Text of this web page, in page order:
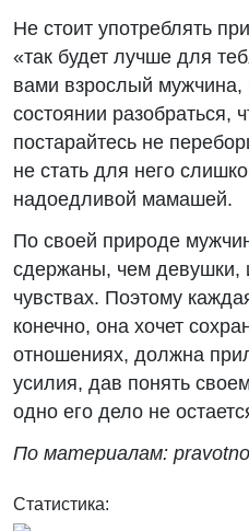
Не стоит употреблять
«так будет лучше для
вами взрослый мужчина,
состоянии разобраться,
постарайтесь не
не стать для него
надоедливой мамашей.
По своей природе
сдержаны, чем девушки,
чувствах. Поэтому
конечно, она хочет
отношениях, должна
усилия, дав понять
одно его дело не
По материалам:
Статистика: